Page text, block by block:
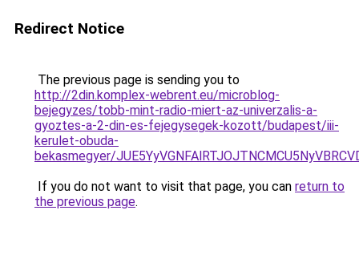
Redirect Notice
The previous page is sending you to
http://2din.komplex-webrent.eu/microblog-
bejegyzes/tobb-mint-radio-miert-az-univerzalis-a-
gyoztes-a-2-din-es-fejegysegek-kozott/budapest/iii-
kerulet-obuda-
bekasmegyer/
If you do not want to visit that page, you can return to
the previous page.